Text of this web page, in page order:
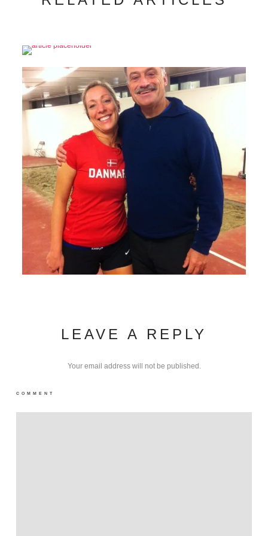
LEAVE A REPLY
Your email address will not be published.
COMMENT